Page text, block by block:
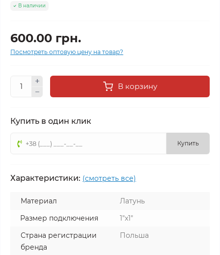
В наличии
600.00 грн.
Посмотреть оптовую цену на товар?
В корзину
Купить в один клик
Купить
Характеристики: (смотреть все)
Материал
Латунь
Размер подключения
1"x1"
Страна регистрации
бренда
Польша